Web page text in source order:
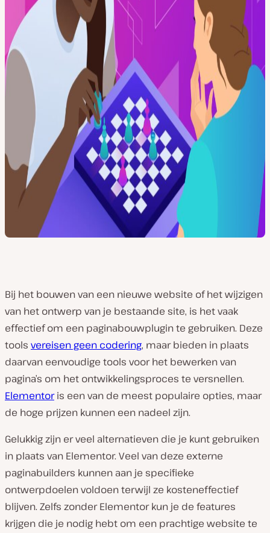
Bij het bouwen van een nieuwe website of het wijzigen
van het ontwerp van je bestaande site, is het vaak
effectief om een ​​paginabouwplugin te gebruiken. Deze
tools vereisen geen codering, maar bieden in plaats
daarvan eenvoudige tools voor het bewerken van
pagina’s om het ontwikkelingsproces te versnellen.
Elementoris een van de meest populaire opties, maar
de hoge prijzen kunnen een nadeel zijn.
Gelukkig zijn er veel alternatieven die je kunt gebruiken
in plaats van Elementor. Veel van deze externe
paginabuilders kunnen aan je specifieke
ontwerpdoelen voldoen terwijl ze kosteneffectief
blijven. Zelfs zonder Elementor kun je de features
krijgen die je nodig hebt om een ​​prachtige website te